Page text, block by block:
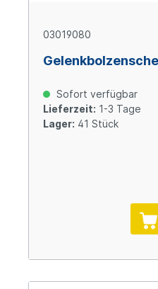
03019080
Sofort verfügbar
Lieferzeit: 1-3 Tage
Lager: 41 Stück